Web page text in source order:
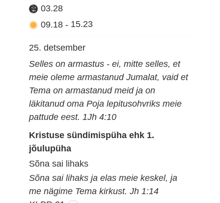
03.28
09.18 - 15.23
25. detsember
Selles on armastus - ei, mitte selles, et
meie oleme armastanud Jumalat, vaid et
Tema on armastanud meid ja on
läkitanud oma Poja lepitusohvriks meie
pattude eest. 1Jh 4:10
Kristuse sündimispüha ehk 1.
jõulupüha
Sõna sai lihaks
Sõna sai lihaks ja elas meie keskel, ja
me nägime Tema kirkust. Jh 1:14